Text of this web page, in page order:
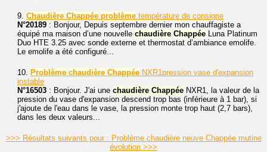
9. Chaudière Chappée problème température de consigne
N°20189 : Bonjour, Depuis septembre dernier mon chauffagiste a
équipé ma maison d’une nouvelle chaudière Chappée Luna Platinum
Duo HTE 3.25 avec sonde externe et thermostat d’ambiance emolife.
Le emolife a été configuré...
10. Problème chaudière Chappée NXR1pression vase d'expansion
instable
N°16503 : Bonjour. J'ai une chaudière Chappée NXR1, la valeur de la
pression du vase d'expansion descend trop bas (inférieure à 1 bar), si
j'ajoute de l'eau dans le vase, la pression monte trop haut (2,7 bars),
dans les deux valeurs...
>>> Résultats suivants pour : Problème chaudière neuve Chappée mutine
évolution >>>